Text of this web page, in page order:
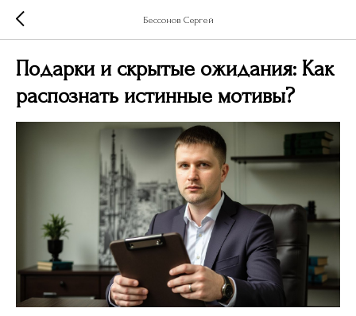
Бессонов Сергей
Подарки и скрытые ожидания: Как
распознать истинные мотивы?